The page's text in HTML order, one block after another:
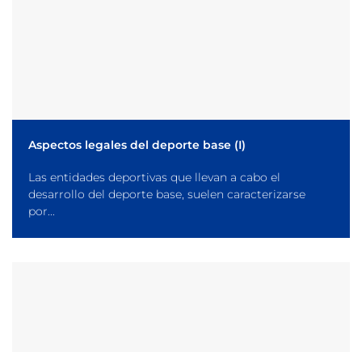
Aspectos legales del deporte base (I)
Las entidades deportivas que llevan a cabo el
desarrollo del deporte base, suelen caracterizarse
por...